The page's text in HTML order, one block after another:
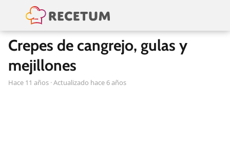
Crepes de cangrejo, gulas y
mejillones
hace 11 años · Actualizado hace 6 años